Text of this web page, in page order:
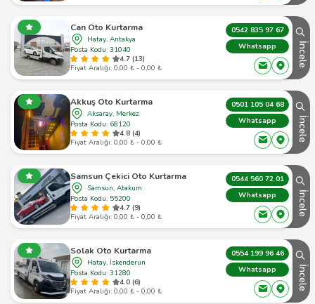
Can Oto Kurtarma
Hatay, Antakya
Posta Kodu: 31040
4.7 (13)
Fiyat Aralığı: 0,00 ₺ - 0,00 ₺
0542 835 97 67
Whatsapp
İncele
Akkuş Oto Kurtarma
Aksaray, Merkez
Posta Kodu: 68120
4.8 (4)
Fiyat Aralığı: 0,00 ₺ - 0,00 ₺
0501 105 04 68
Whatsapp
İncele
Samsun Çekici Oto Kurtarma
Samsun, Atakum
Posta Kodu: 55200
4.7 (9)
Fiyat Aralığı: 0,00 ₺ - 0,00 ₺
0544 560 72 01
Whatsapp
İncele
Solak Oto Kurtarma
Hatay, İskenderun
Posta Kodu: 31280
4.0 (6)
Fiyat Aralığı: 0,00 ₺ - 0,00 ₺
0554 199 96 46
Whatsapp
İncele